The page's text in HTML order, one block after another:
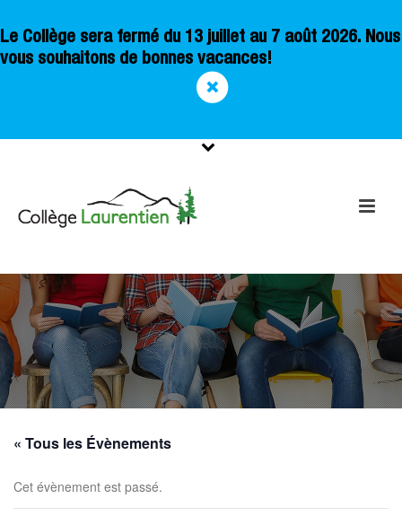
Le Collège sera fermé du 13 juillet au 7 août 2026. Nous
vous souhaitons de bonnes vacances!
« Tous les Évènements
Cet évènement est passé.